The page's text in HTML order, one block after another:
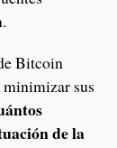
Bitcoin
minimizar sus
de la